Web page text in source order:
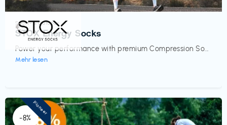
Sport- & Outdoor
STOX Energy Socks
Power your performance with premium Compression So...
Mehr lesen
€‎
-8%
Pioneer